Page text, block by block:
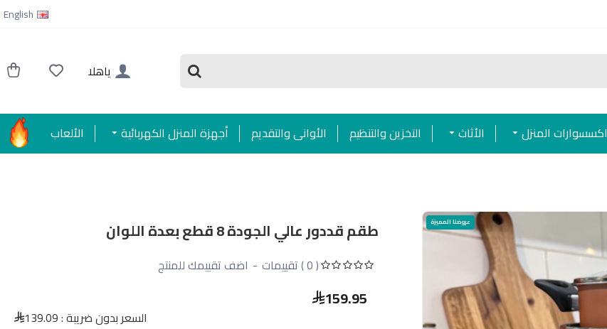
English
ياهلا
اكسسوارات المنزل الأثاث التخزين والتنظيم الأواني والتقديم أجهزة المنزل الكهربائية
الألعاب
عروضنا المميزة طقم قددور عالي الجودة 8 قطع بعدة اللوان
( 0 ) تقييمات - اضف تقييمك للمنتج
159.95
السعر بدون ضريبة :139.09